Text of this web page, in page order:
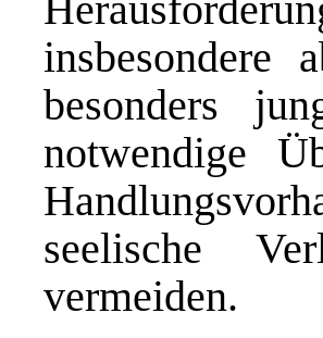
besonders
notwendige
seelische
vermeiden.